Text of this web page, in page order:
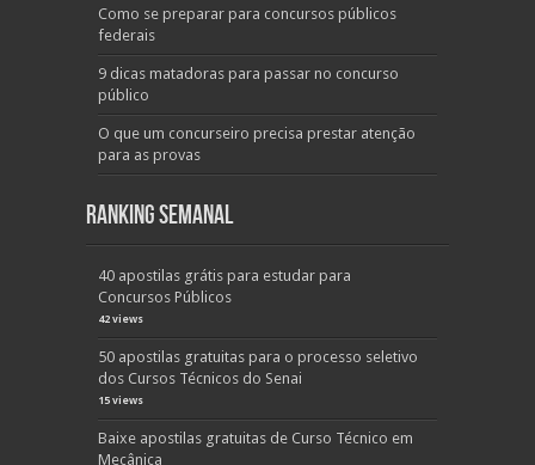
Como se preparar para concursos públicos
federais
9 dicas matadoras para passar no concurso
público
O que um concurseiro precisa prestar atenção
para as provas
Ranking Semanal
40 apostilas grátis para estudar para
Concursos Públicos
42 views
50 apostilas gratuitas para o processo seletivo
dos Cursos Técnicos do Senai
15 views
Baixe apostilas gratuitas de Curso Técnico em
Mecânica